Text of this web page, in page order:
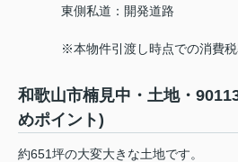
東側私道：開発道路
※本物件引渡し時点での消費税
和歌山市楠見中・土地・
めポイント)
約651坪の大変大きな土地です。